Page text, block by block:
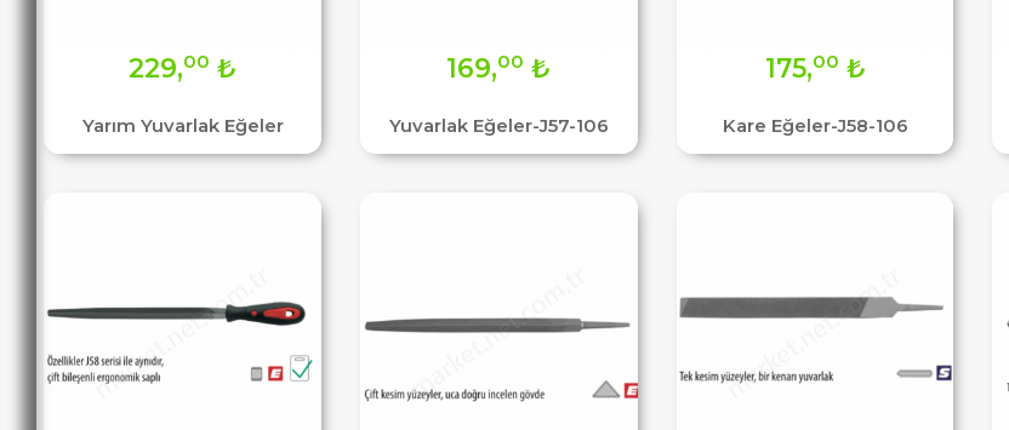
Yarım Yuvarlak Eğeler
229,00 ₺
Yuvarlak Eğeler-J57-106
169,00 ₺
Kare Eğeler-J58-106
175,00 ₺